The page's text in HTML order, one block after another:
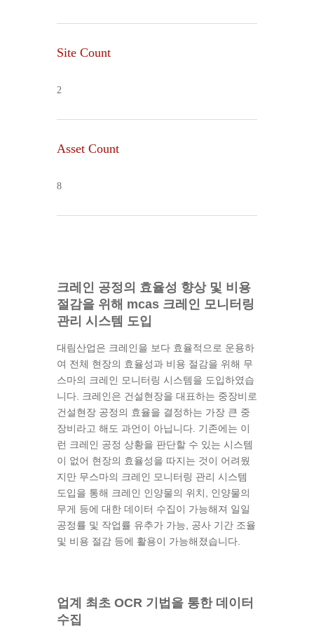
Site Count
2
Asset Count
8
크레인 공정의 효율성 향상 및 비용
절감을 위해 mcas 크레인 모니터링
관리 시스템 도입
대림산업은 크레인을 보다 효율적으로 운용하
여 전체 현장의 효율성과 비용 절감을 위해 무
스마의 크레인 모니터링 시스템을 도입하였습
니다.
크레인은 건설현장을 대표하는 중장비로
건설현장 공정의 효율을 결정하는 가장 큰 중
장비라고 해도 과언이 아닙니다. 기존에는 이
런 크레인 공정 상황을 판단할 수 있는 시스템
이 없어 현장의 효율성을 따지는 것이 어려웠
지만 무스마의 크레인 모니터링 관리 시스템
도입을 통해 크레인 인양물의 위치
인양물의
무게 등에 대한 데이터 수집이 가능해져 일일
공정률 및 작업률 유추가 가능
공사 기간 조율
및 비용 절감 등에 활용이 가능해졌습니다.
업계 최초 OCR 기법을 통한 데이터
수집